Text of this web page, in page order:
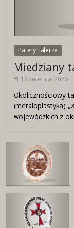
Patery Talerze
Miedziany
18 kwietnia, 2026
Okolicznościowy
(metaloplastyka)
wojewódzkich z